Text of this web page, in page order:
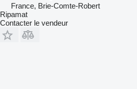
France, Brie-Comte-Robert
Ripamat
Contacter le vendeur